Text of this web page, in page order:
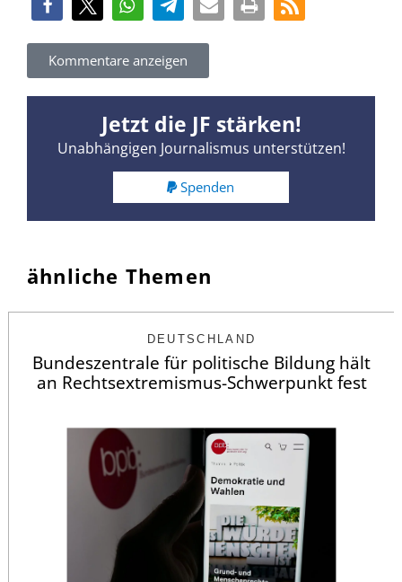
Kommentare anzeigen
Jetzt die JF stärken!
Unabhängigen Journalismus unterstützen!
Spenden
ähnliche Themen
DEUTSCHLAND
Bundeszentrale für politische Bildung hält
an Rechtsextremismus-Schwerpunkt fest